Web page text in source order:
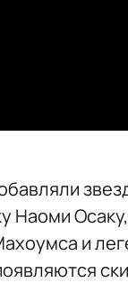
Наоми
и